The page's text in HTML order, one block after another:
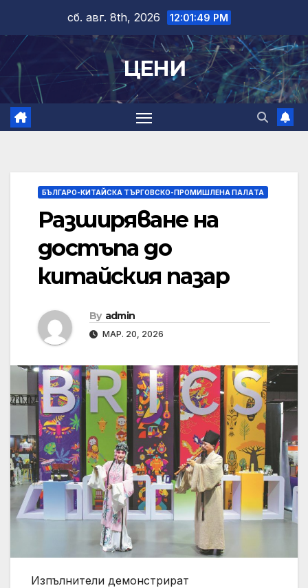
content
сб. авг. 8th, 2026 12:01:50 PM
ЦЕНИ
БЪЛГАРО-КИТАЙСКА ТЪРГОВСКО-ПРОМИШЛЕНА ПАЛAТА
Разширяване на
достъпа до
китайския пазар
By admin
МАР. 20, 2026
Изпълнители демонстрират